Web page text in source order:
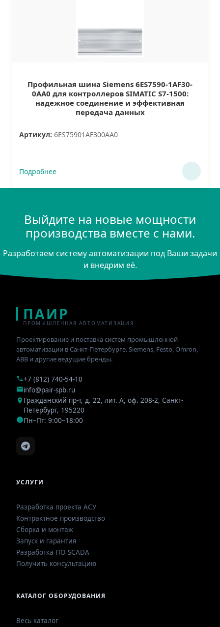
Профильная шина Siemens 6ES7590-1AF30-
0AA0 для контроллеров SIMATIC S7-1500:
надежное соединение и эффективная
передача данных
Артикул: 6ES75901AF300AA0
Подробнее
Выйдите на новые мощности
производства вместе с нами.
Разработаем систему автоматизации под Ваши задачи
и внедрим её.
ПАИР
ПРОМЫШЛЕННАЯ АВТОМАТИЗАЦИЯ
Проектирование и поставка систем промышленной
автоматизации в Санкт-Петербурге. Siemens, Festo, Omron,
ABB и другие ведущие бренды.
+7 (812) 740-54-10
info@pair-spb.ru
Гражданский пр-т, д. 22, лит. А, оф. 208-2, Санкт-
Петербург, 195220
Пн–Пт: 9:00–18:00
УСЛУГИ
Разработка проекта АСУ
Контрактное производство
Сборка и монтаж
Запуск и гарантия
Разработка ПО SCADA
Получить консультацию
КАТАЛОГ ОБОРУДОВАНИЯ
Весь каталог